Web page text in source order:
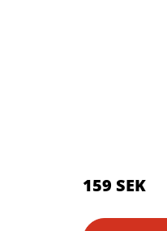
159 SEK